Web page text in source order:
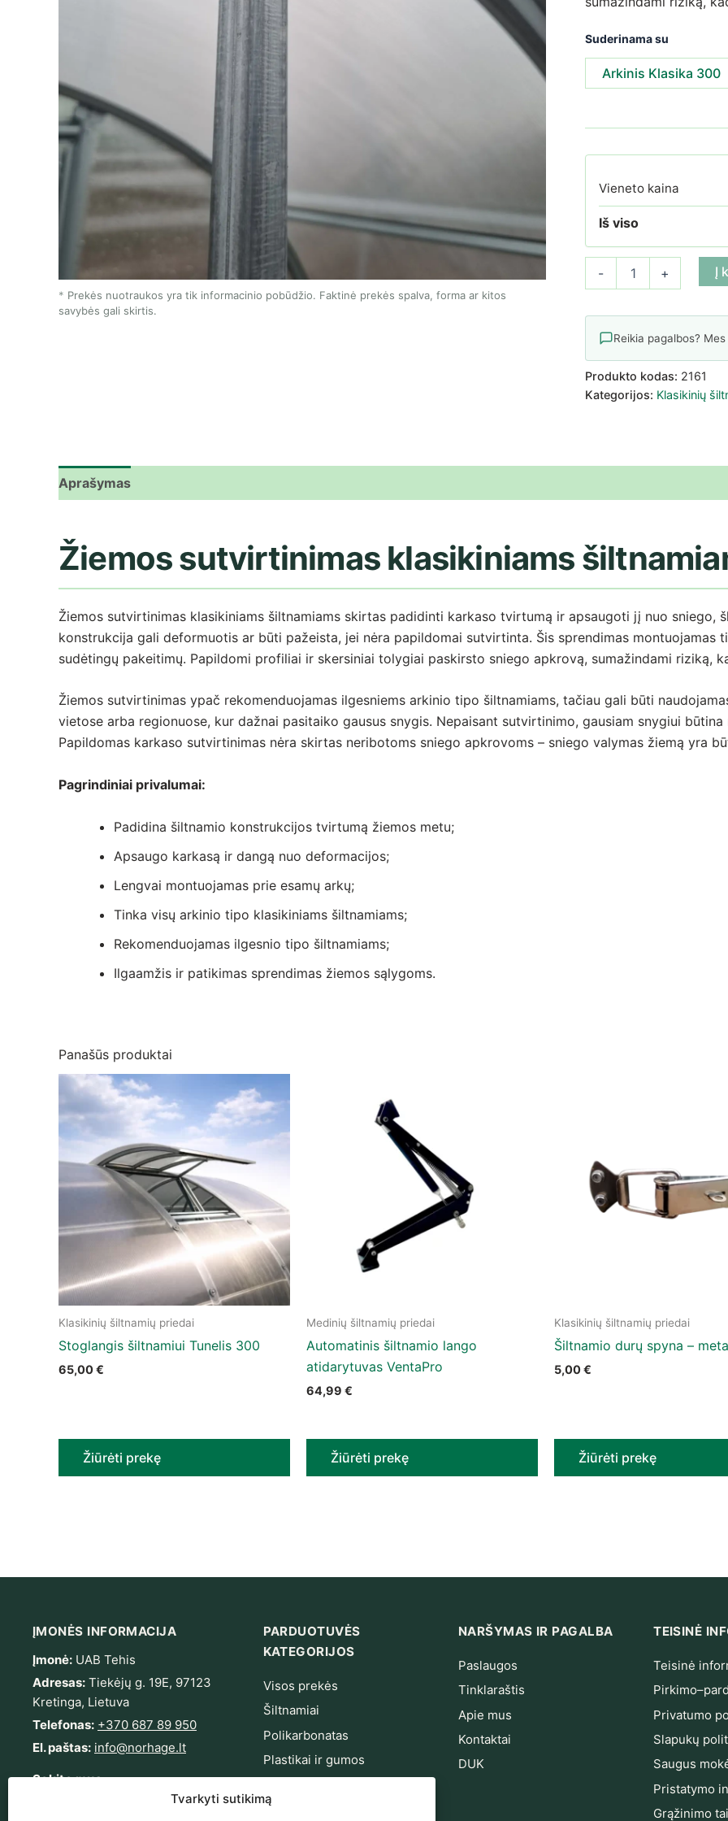
Tvarkyti sutikimą
Prekės nuotraukos yra tik informacinio pobūdžio. Faktinė prekės spalva, forma ar kitos
savybės gali skirtis.
Suderinama su
Arkinis Klasika 300
Vieneto kaina
Iš viso
-
produkto kiekis: Žiemos
+ Į
Reikia pagalbos?
Produkto kodas: 2161
Kategorijos: Klasikinių
Aprašymas
Žiemos sutvirtinimas klasikiniams
Žiemos sutvirtinimas klasikiniams šiltnamiams skirtas padidinti karkaso tvirtumą ir apsaugoti jį nuo sniego,
konstrukcija gali deformuotis ar būti pažeista, jei nėra papildomai sutvirtinta. Šis sprendimas montuojamas
sudėtingų pakeitimų. Papildomi profiliai ir skersiniai tolygiai paskirsto sniego apkrovą, sumažindami riziką,
Žiemos sutvirtinimas ypač rekomenduojamas ilgesniems arkinio tipo šiltnamiams, tačiau gali būti
vietose arba regionuose, kur dažnai pasitaiko gausus snygis. Nepaisant sutvirtinimo, gausiam snygiui
Papildomas karkaso sutvirtinimas nėra skirtas neribotoms sniego apkrovoms – sniego valymas žiemą yra
Pagrindiniai privalumai:
Padidina šiltnamio konstrukcijos tvirtumą žiemos metu;
Apsaugo karkasą ir dangą nuo deformacijos;
Lengvai montuojamas prie esamų arkų;
Tinka visų arkinio tipo klasikiniams šiltnamiams;
Rekomenduojamas ilgesnio tipo šiltnamiams;
Ilgaamžis ir patikimas sprendimas žiemos sąlygoms.
Panašūs produktai
Klasikinių šiltnamių priedai
Stoglangis šiltnamiui Tunelis 300
65,00€
Žiūrėti prekę
Medinių šiltnamių priedai
Automatinis šiltnamio lango
atidarytuvas VentaPro
64,99 €
Žiūrėti prekę
Klasikinių šiltnamių priedai
Šiltnamio durų spyna –
5,00€
Žiūrėti prekę
ĮMONĖS INFORMACIJA
Įmonė: UAB Tehis
Adresas: Tiekėjų g. 19E, 97123
Kretinga, Lietuva
Telefonas: +370 687 89 950
El. paštas: info@norhage.lt
Sekite mus
PARDUOTUVĖS
KATEGORIJOS
Visos prekės
Šiltnamiai
Polikarbonatas
Plastikai ir gumos
Sodas ir terasa
NARŠYMAS IR PAGALBA
Paslaugos
Tinklaraštis
Apie mus
Kontaktai
DUK
TEISINĖ
Teisinė
Privatumo
Slapukų
Saugus
Pristatymo
Grąžinimo